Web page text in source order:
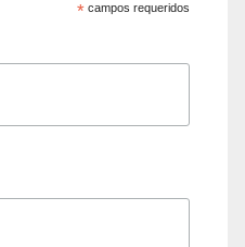
* campos requeridos